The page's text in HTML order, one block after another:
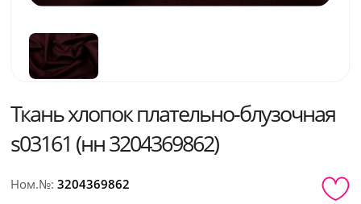
Ткань хлопок плательно-блузочная
s03161 (нн 3204369862)
Ном.№:3204369862